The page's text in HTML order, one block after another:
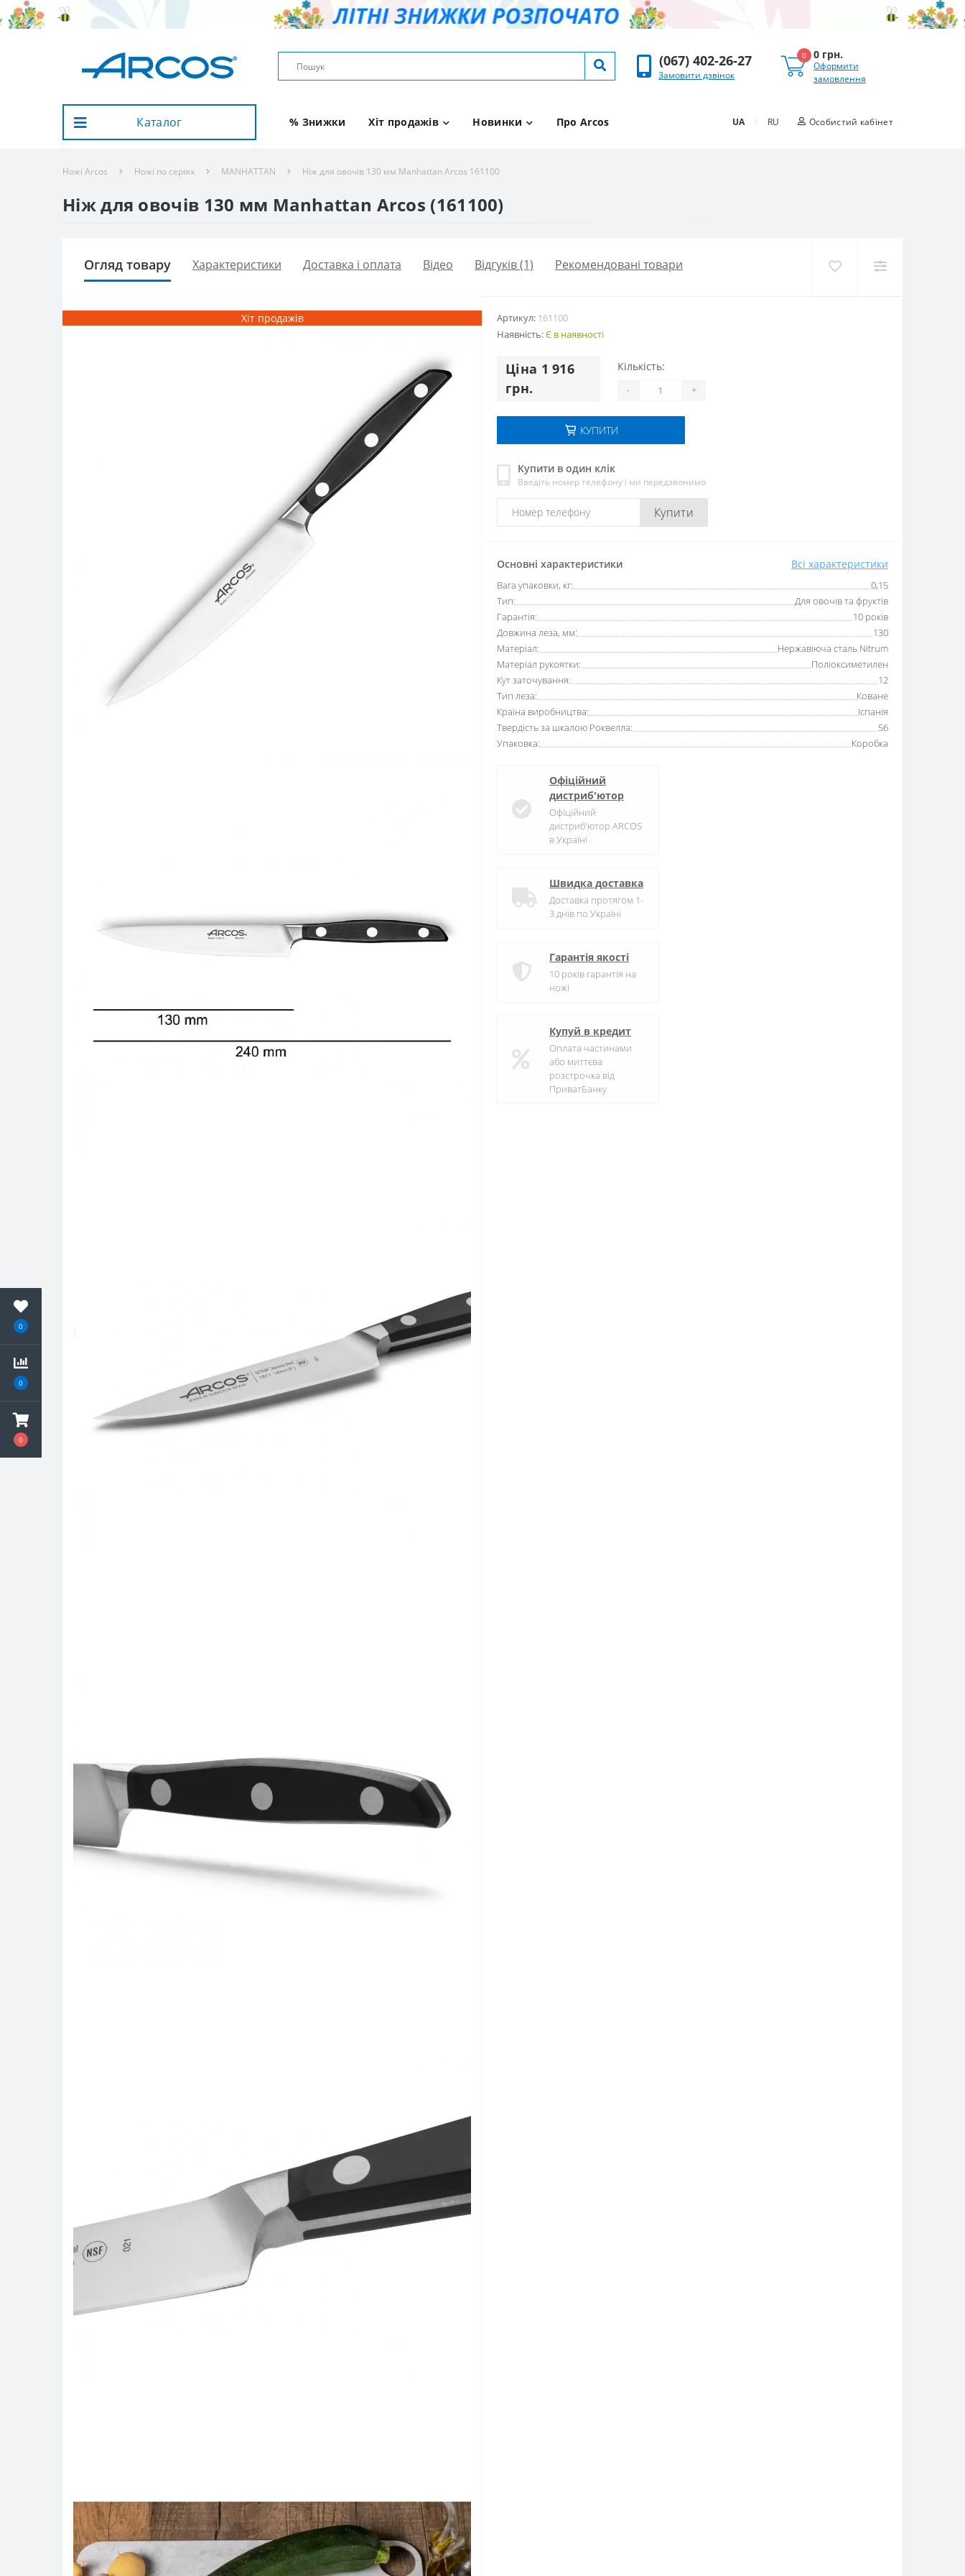
0
0
0
(067) 402-26-27
Замовити дзвінок
0 0 грн.
Оформити
замовлення
Каталог % Знижки Хіт продажів Новинки Про Arcos UA / RU Особистий кабінет
Ножі Arcos Ножі по серіях MANHATTAN Ніж для овочів 130 мм Manhattan Arcos 161100
Ніж для овочів 130 мм Manhattan Arcos (161100)
Огляд товару Характеристики Доставка і оплата Вiдео Відгуків (1) Рекомендовані товари
Хіт продажів Артикул: 161100
Наявність:Є в наявності
Цiна 1 916
грн.
Кількість:
- +
КУПИТИ
Купити в один клік
Введіть номер телефону і ми передзвонимо
Купити
Основні характеристики Всі характеристики
Вага упаковки, кг:
0,15
Тип:
Для овочів та фруктів
Гарантія:
10 років
Довжина леза, мм:
130
Матеріал:
Нержавіюча сталь Nitrum
Матеріал рукоятки:
Поліоксиметилен
Кут заточування:
12
Тип леза:
Коване
Країна виробництва:
Іспанія
Твердість за шкалою Роквелла:
56
Упаковка:
Коробка
Офіційний
дистриб'ютор
Офіційний
дистриб'ютор ARCOS
в Україні
Швидка доставка
Доставка протягом 1-
3 днів по Україні
Гарантія якості
10 років гарантія на
ножі
Купуй в кредит
Оплата частинами
або миттєва
розстрочка від
ПриватБанку